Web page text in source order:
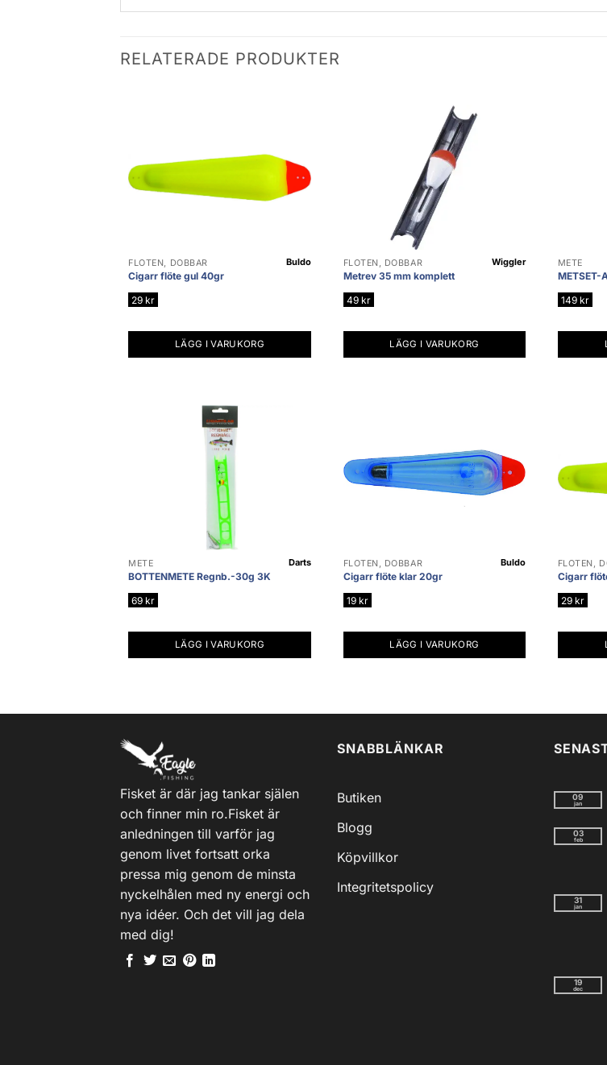
RELATERADE PRODUKTER
FLÖTEN, DOBBAR
Cigarr flöte gul 40gr
Buldo
29 kr
LÄGG I VARUKORG
FLÖTEN, DOBBAR
Metrev 35 mm komplett
Wiggler
49 kr
LÄGG I VARUKORG
METE
METSET-
149 kr
METE
BOTTENMETE Regnb.-30g 3K
Darts
69 kr
LÄGG I VARUKORG
FLÖTEN, DOBBAR
Cigarr flöte klar 20gr
Buldo
19 kr
LÄGG I VARUKORG
FLÖTEN,
Cigarr
29 kr
Fisket är där jag tankar själen
och finner min ro.Fisket är
anledningen till varför jag
genom livet fortsatt orka
pressa mig genom de minsta
nyckelhålen med ny energi och
nya idéer. Och det vill jag dela
med dig!
SNABBLÄNKAR
Butiken
Blogg
Köpvillkor
Integritetspolicy
09
jan
03
feb
31
jan
19
dec